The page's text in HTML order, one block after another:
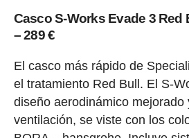
Casco S-Works Evade 3 Red
– 289 €
El casco más rápido de
el tratamiento Red Bull. El S-
diseño aerodinámico mejorado
ventilación, se viste con los